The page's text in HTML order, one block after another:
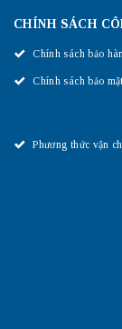
CHÍNH SÁCH
Chính sách bảo
Chính sách bảo
Phương thức vận